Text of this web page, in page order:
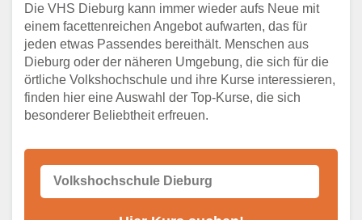
VHS Dieburg Kurse
VHS Dieburg – Öffnungszeiten und
Telefonnummer
Stellenangebote der Volkshochschule
Dieburg
Online-Kurse – Alternative Angebote zum
Dieburg
Die VHS Dieburg kann immer wieder aufs Neue mit
einem facettenreichen Angebot aufwarten, das für
jeden etwas Passendes bereithält. Menschen aus
Dieburg oder der näheren Umgebung, die sich für die
örtliche Volkshochschule und ihre Kurse interessieren,
finden hier eine Auswahl der Top-Kurse, die sich
besonderer Beliebtheit erfreuen.